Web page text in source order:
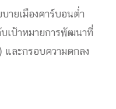
ายเมืองคาร์บอนต่ำ
เป้าหมายการพัฒนาที่
ละกรอบความตกลง